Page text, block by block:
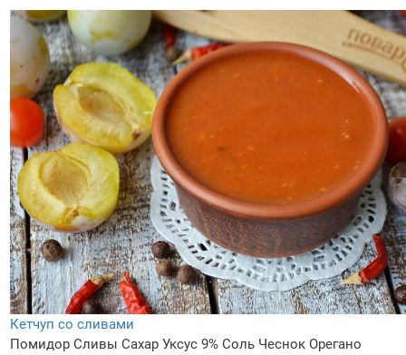
Кетчуп со сливами
Помидор Сливы Сахар Уксус 9% Соль Чеснок Орегано